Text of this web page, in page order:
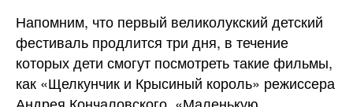
Напомним, что первый великолукский детский
фестиваль продлится три дня, в течение
которых дети смогут посмотреть такие фильмы,
как «Щелкунчик и Крысиный король» режиссера